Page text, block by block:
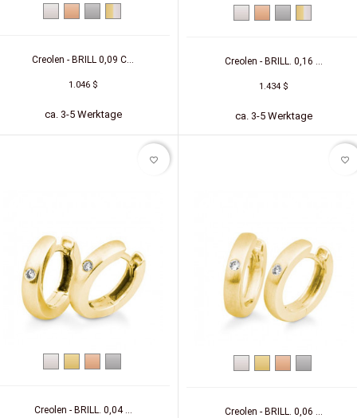
Weißgold
Rotgold
Creolen - BRILL 0,09 C...
1.046 $
ca. 3-5 Werktage
Weißgold
Rotgold
Creolen - BRILL. 0,16 ...
1.434 $
ca. 3-5 Werktage
Weißgold
GelbgoldRotgold
Creolen - BRILL. 0,04 ...
favorite_border
Weißgold
GelbgoldRotgold
Creolen - BRILL. 0,06 ...
favorite_border